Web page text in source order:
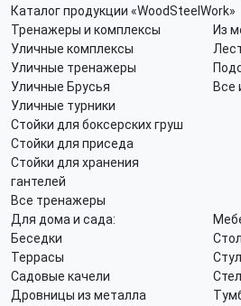
Каталог продукции «WoodSteelWork»
Тренажеры и комплексы
Уличные комплексы
Уличные тренажеры
Уличные Брусья
Уличные турники
Стойки для боксерских груш
Стойки для приседа
Стойки для хранения
гантелей
Все тренажеры
Из
Все
Для дома и сада:
Беседки
Террасы
Садовые качели
Дровницы из металла